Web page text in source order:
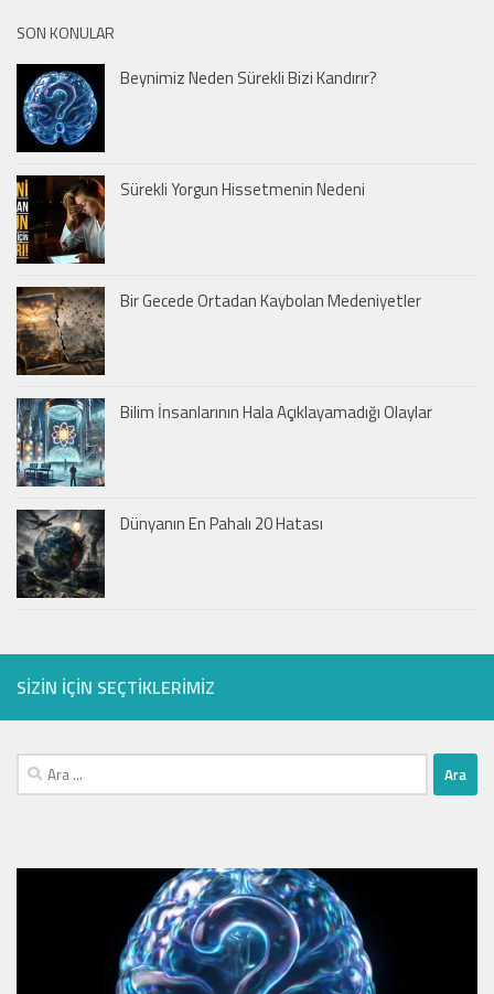
SON KONULAR
Beynimiz Neden Sürekli Bizi Kandırır?
Sürekli Yorgun Hissetmenin Nedeni
Bir Gecede Ortadan Kaybolan Medeniyetler
Bilim İnsanlarının Hala Açıklayamadığı Olaylar
Dünyanın En Pahalı 20 Hatası
SIZIN IÇIN SEÇTIKLERIMIZ
Arama: